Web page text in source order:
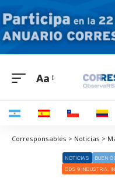
Aa
NOTICIAS BUEN
ODS 9 INDUSTRIA,